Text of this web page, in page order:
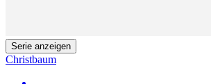
Serie anzeigen
Christbaum